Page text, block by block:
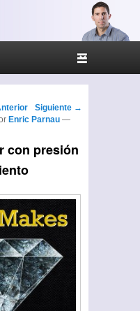
de artículos
Siguiente →
Enric Parnau —
con presión